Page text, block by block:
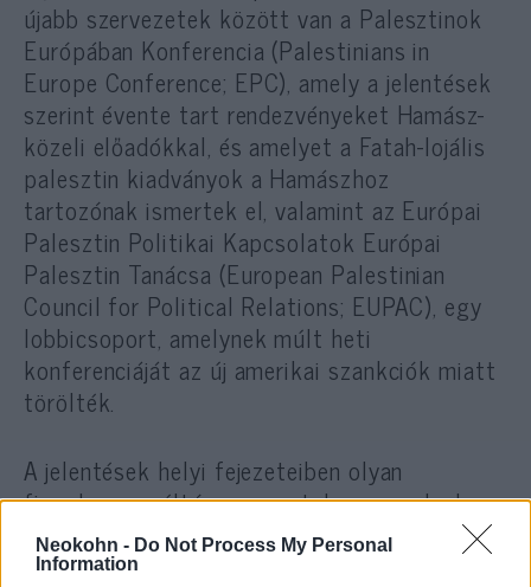
Neokohn - Do Not Process My Personal
Information
újabb szervezetek között van a Palesztinok
Európában Konferencia (Palestinians in
Europe Conference; EPC), amely a jelentések
szerint évente tart rendezvényeket Hamász-
közeli előadókkal, és amelyet a Fatah-lojális
palesztin kiadványok a Hamászhoz
tartozónak ismertek el, valamint az Európai
Palesztin Politikai Kapcsolatok Európai
Palesztin Tanácsa (European Palestinian
Council for Political Relations; EUPAC), egy
lobbicsoport, amelynek múlt heti
konferenciáját az új amerikai szankciók miatt
törölték.
A jelentések helyi fejezeteiben olyan
figyelemre méltó szervezetek szerepelnek,
mint a Palesztin Visszatérési Központ
(Palestinian Return Centre; PRC) és a